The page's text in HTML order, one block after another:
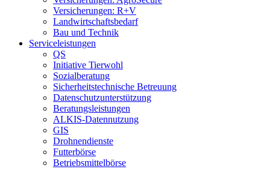
Versicherungen: R+V
Landwirtschaftsbedarf
Bau und Technik
Service­­leistungen
QS
Initiative Tierwohl
Sozialberatung
Sicherheitstechnische Betreuung
Datenschutzunterstützung
Beratungsleistungen
ALKIS-Datennutzung
GIS
Drohnendienste
Futterbörse
Betriebsmittelbörse